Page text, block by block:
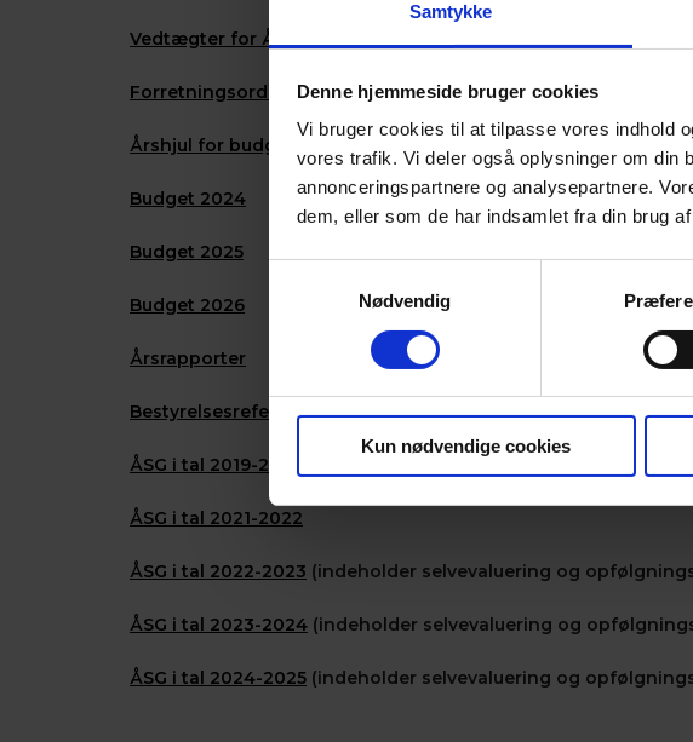
Samtykke
Denne hjemmeside bruger cookies
Vi bruger cookies til at tilpasse vores indhold
vores trafik. Vi deler også oplysninger om din
annonceringspartnere og analysepartnere.
dem, eller som de har indsamlet fra din brug
Nødvendig
Kun nødvendige cookies
Vedtægter for Århus Statsgymnasium pr 1. oktober 2012
Forretningsorden for Århus Statsgymnasium pr 1. oktober 2018
Årshjul for budget og regnskab
Budget 2024
Budget 2025
Budget 2026
Årsrapporter
Bestyrelsesreferater
ÅSG i tal 2019-2021
ÅSG i tal 2021-2022
ÅSG i tal 2022-2023 (indeholder selvevaluering og
ÅSG i tal 2023-2024 (indeholder selvevaluering og
ÅSG i tal 2024-2025 (indeholder selvevaluering og